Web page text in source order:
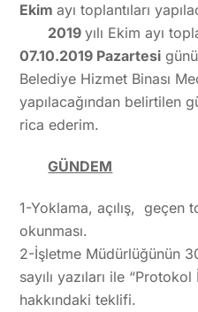
Ekimayı toplantıları
2019yılı Ekim ayı
07.10.2019 Pazartesi
Belediye Hizmet Binası
yapılacağından belirtilen
rica ederim.
GÜNDEM
1-Yoklama, açılış, geçen
okunması.
2-İşletme Müdürlüğünün
sayılı yazıları ile
hakkındaki teklifi.